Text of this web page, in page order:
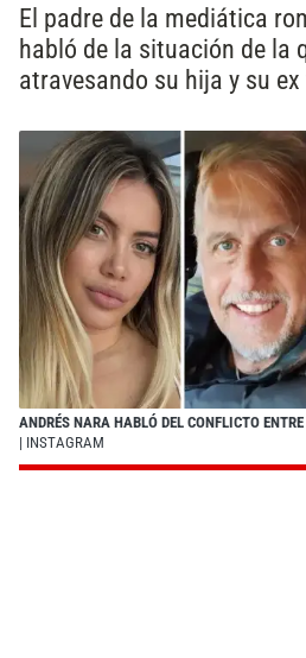
El padre de la mediática
habló de la situación de la
atravesando su hija y su ex
ANDRÉS NARA HABLÓ DEL CONFLICTO
| INSTAGRAM